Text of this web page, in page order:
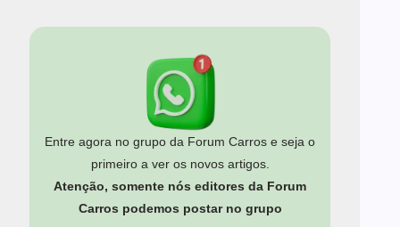
Entre agora no grupo da Forum Carros e seja o
primeiro a ver os novos artigos.
Atenção, somente nós editores da Forum
Carros podemos postar no grupo